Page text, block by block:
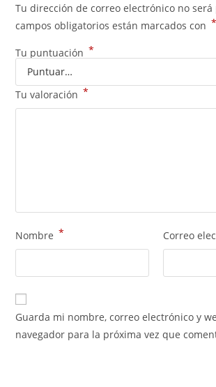
Tu dirección de correo electrónico no
campos obligatorios están marcados con *
Tu puntuación *
Tu valoración *
Nombre * Correo
Guarda mi nombre, correo electrónico y
navegador para la próxima vez que